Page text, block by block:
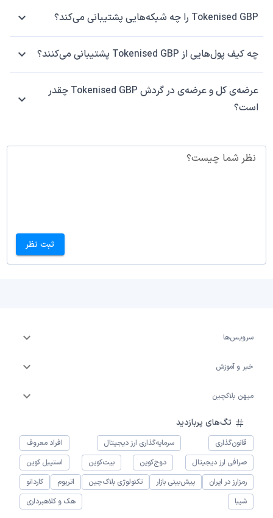
Tokenised GBP را چه شبکه‌هایی پشتیبانی می‌کند؟
چه کیف پول‌هایی از Tokenised GBP پشتیبانی می‌کنند؟
عرضه‌ی کل و عرضه‌ی در گردش Tokenised GBP چقدر
است؟
نظر شما چیست؟
ثبت نظر
سرویس‌ها
خبر و آموزش
میهن بلاکچین
تگ‌های پربازدید
قانون‌گذاری سرمایه‌گذاری ارز دیجیتال
افراد معروف
صرافی ارز دیجیتال
دوج‌کوین بیت‌کوین
استیبل کوین
رمزارز در ایران
پیش‌بینی بازار تکنولوژی بلاک‌چین اتریوم
کاردانو
شیبا
هک و کلاهبرداری